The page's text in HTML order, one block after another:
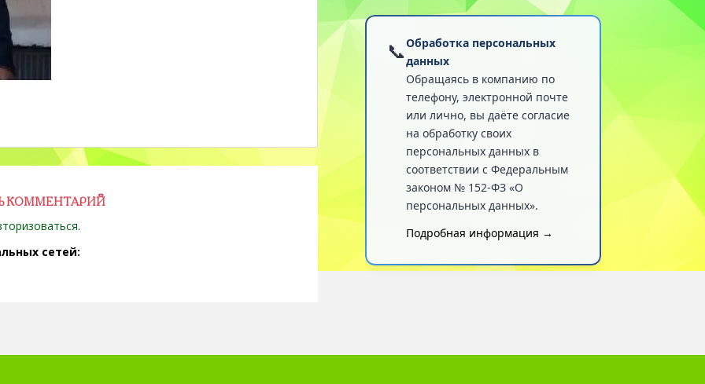
КОММЕНТАРИЙ
.
сетей:
📞Обработка персональных
данных
Обращаясь в компанию по
телефону, электронной почте
или лично, вы даёте согласие
на обработку своих
персональных данных в
соответствии с Федеральным
законом № 152-ФЗ «О
персональных данных».
Подробная информация →